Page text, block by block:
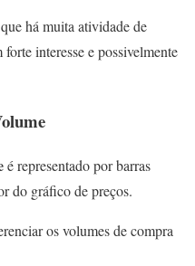
há muita atividade de
interesse e possivelmente
é representado por barras
do gráfico de preços.
os volumes de compra